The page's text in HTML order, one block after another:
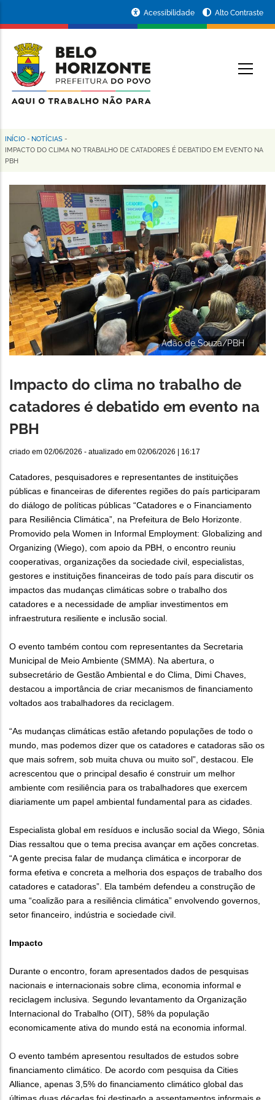
conteúdo
principal
da
Prefeitura
de
Horizonte
Acessibilidade Alto Contraste
Trilha
de
navegação
INÍCIO - NOTÍCIAS -
IMPACTO DO CLIMA NO TRABALHO DE CATADORES É DEBATIDO EM EVENTO NA
PBH
Adão de Souza/PBH
Impacto do clima no trabalho de
catadores é debatido em evento na
PBH
criado em 02/06/2026 - atualizado em 02/06/2026 | 16:17
Catadores, pesquisadores e representantes de instituições
públicas e financeiras de diferentes regiões do país participaram
do diálogo de políticas públicas “Catadores e o Financiamento
para Resiliência Climática”, na Prefeitura de Belo Horizonte.
Promovido pela Women in Informal Employment: Globalizing and
Organizing (Wiego), com apoio da PBH, o encontro reuniu
cooperativas, organizações da sociedade civil, especialistas,
gestores e instituições financeiras de todo país para discutir os
impactos das mudanças climáticas sobre o trabalho dos
catadores e a necessidade de ampliar investimentos em
infraestrutura resiliente e inclusão social.
O evento também contou com representantes da Secretaria
Municipal de Meio Ambiente (SMMA). Na abertura, o
subsecretário de Gestão Ambiental e do Clima, Dimi Chaves,
destacou a importância de criar mecanismos de financiamento
voltados aos trabalhadores da reciclagem.
“As mudanças climáticas estão afetando populações de todo o
mundo, mas podemos dizer que os catadores e catadoras são os
que mais sofrem, sob muita chuva ou muito sol”, destacou. Ele
acrescentou que o principal desafio é construir um melhor
ambiente com resiliência para os trabalhadores que exercem
diariamente um papel ambiental fundamental para as cidades.
Especialista global em resíduos e inclusão social da Wiego, Sônia
Dias ressaltou que o tema precisa avançar em ações concretas.
“A gente precisa falar de mudança climática e incorporar de
forma efetiva e concreta a melhoria dos espaços de trabalho dos
catadores e catadoras”. Ela também defendeu a construção de
uma “coalizão para a resiliência climática” envolvendo governos,
setor financeiro, indústria e sociedade civil.
Impacto
Durante o encontro, foram apresentados dados de pesquisas
nacionais e internacionais sobre clima, economia informal e
reciclagem inclusiva. Segundo levantamento da Organização
Internacional do Trabalho (OIT), 58% da população
economicamente ativa do mundo está na economia informal.
O evento também apresentou resultados de estudos sobre
financiamento climático. De acordo com pesquisa da Cities
Alliance, apenas 3,5% do financiamento climático global das